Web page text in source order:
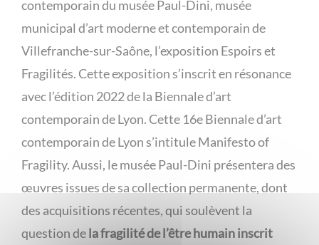
contemporain du musée Paul-Dini, musée
municipal d’art moderne et contemporain de
Villefranche-sur-Saône, l’exposition Espoirs et
Fragilités. Cette exposition s’inscrit en résonance
avec l’édition 2022 de la Biennale d’art
contemporain de Lyon. Cette 16e Biennale d’art
contemporain de Lyon s’intitule Manifesto of
Fragility. Aussi, le musée Paul-Dini présentera des
œuvres issues de sa collection permanente, dont
des acquisitions récentes, qui soulèvent la
question dela fragilité de l’être humain inscrit